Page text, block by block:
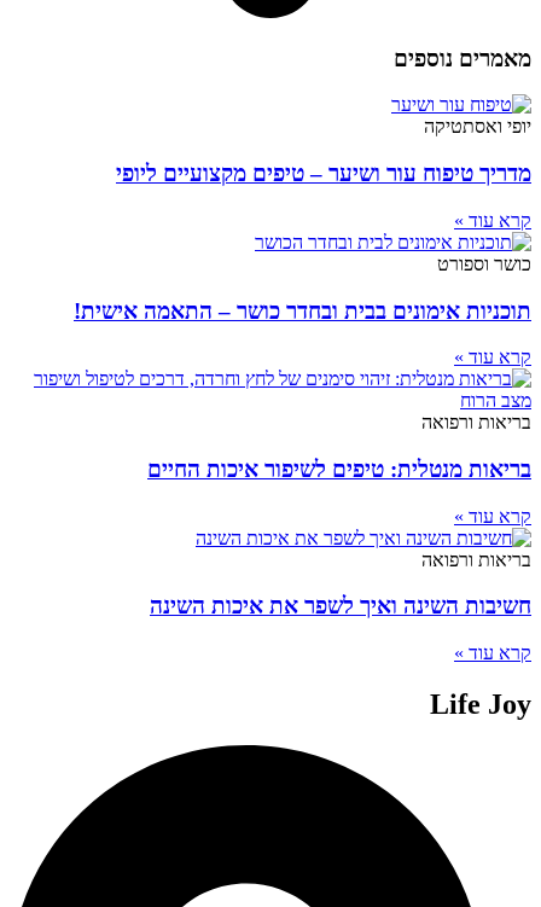
מאמרים נוספים
יופי ואסתטיקה
מדריך טיפוח עור ושיער – טיפים מקצועיים ליופי
קרא עוד »
כושר וספורט
תוכניות אימונים בבית ובחדר כושר – התאמה אישית!
קרא עוד »
בריאות ורפואה
בריאות מנטלית: טיפים לשיפור איכות החיים
קרא עוד »
בריאות ורפואה
חשיבות השינה ואיך לשפר את איכות השינה
קרא עוד »
Life Joy